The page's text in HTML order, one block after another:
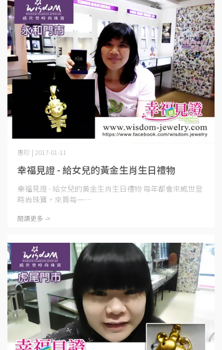
幸福見證 - 給女兒的黃金生肖生日禮物
惠珍 | 2017-01-11
幸福見證 - 給女兒的黃金生肖生日禮物 每年都會來威世登
時尚珠寶，來買每一⋯
閱讀更多 ->